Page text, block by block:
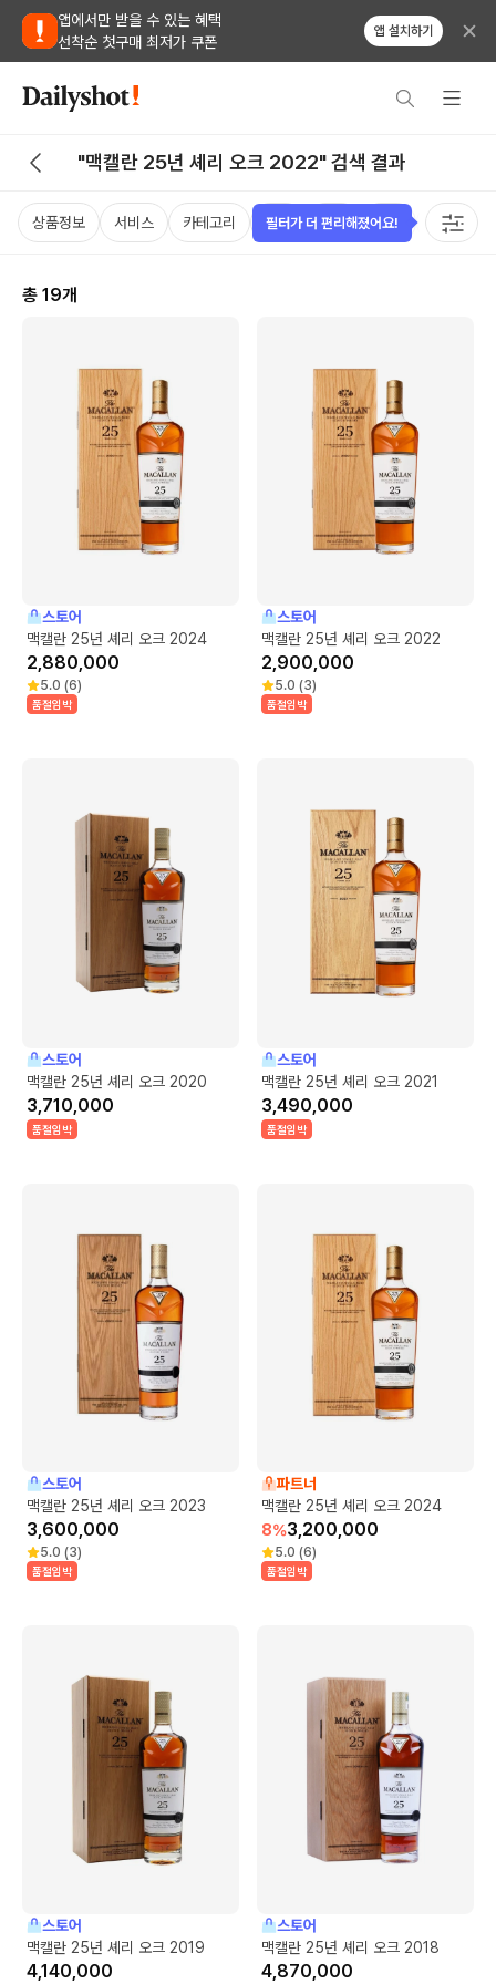
앱에서만 받을 수 있는 혜택
선착순 첫구매 최저가 쿠폰
앱 설치하기
"맥캘란 25년 셰리 오크 2022" 검색 결과
상품정보 서비스 카테고리 가격 국가 용량 태그
총 19개
스토어
맥캘란 25년 셰리 오크 2024
2,880,000
5.0 (6)
품절임박
스토어
맥캘란 25년 셰리 오크 2022
2,900,000
5.0 (3)
품절임박
스토어
맥캘란 25년 셰리 오크 2020
3,710,000
품절임박
스토어
맥캘란 25년 셰리 오크 2021
3,490,000
품절임박
스토어
맥캘란 25년 셰리 오크 2023
3,600,000
5.0 (3)
품절임박
파트너
맥캘란 25년 셰리 오크 2024
8%3,200,000
5.0 (6)
품절임박
스토어
맥캘란 25년 셰리 오크 2019
4,140,000
스토어
맥캘란 25년 셰리 오크 2018
4,870,000
필터가 더 편리해졌어요!